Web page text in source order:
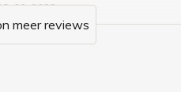
09-2023
meer reviews